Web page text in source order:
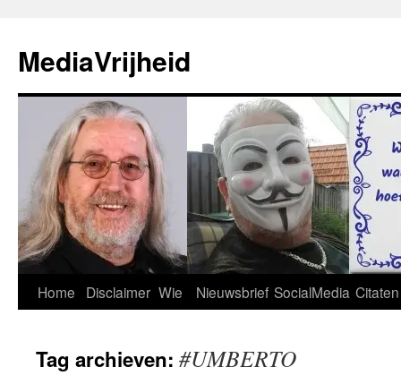
de
inhoud
MediaVrijheid
Home Disclaimer Wie Nieuwsbrief SocialMedia Citaten
Tag archieven: #UMBERTO